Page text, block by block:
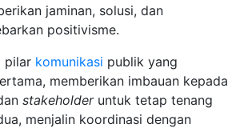
jaminan, solusi, dan
positivisme.
pilar komunikasi publik yang
memberikan imbauan kepada
stakeholderuntuk tetap tenang
menjalin koordinasi dengan